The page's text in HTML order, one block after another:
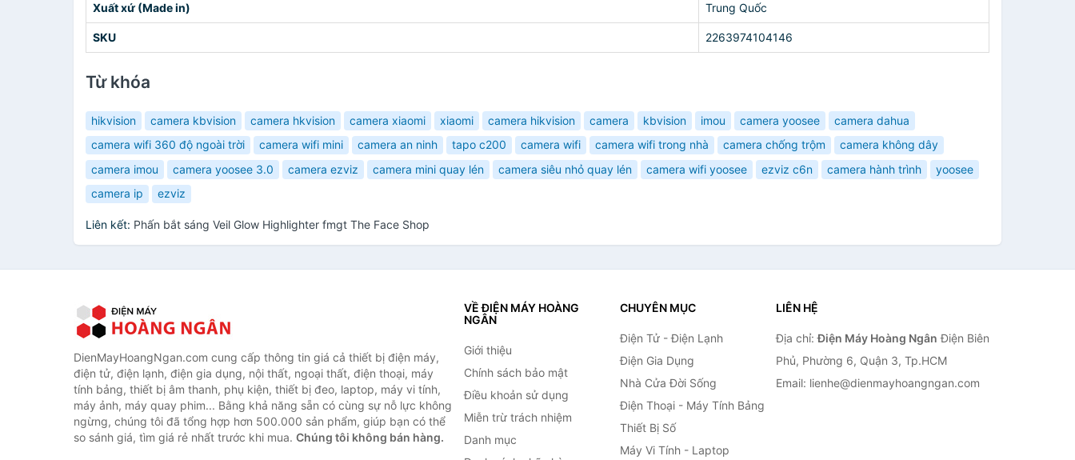
Xuất xứ (Made in) Trung Quốc
SKU 2263974104146
Từ khóa
hikvision camera kbvision camera hkvision camera xiaomi xiaomi camera hikvision camera kbvision imou camera yoosee
camera dahua
camera wifi 360 độ ngoài trời
camera wifi mini camera an ninh tapo c200 camera wifi camera wifi trong nhà camera chống trộm
camera không dây
camera imou
camera yoosee 3.0 camera ezviz camera mini quay lén camera siêu nhỏ quay lén camera wifi yoosee ezviz c6n camera hành trình
yoosee
camera ip
ezviz
Liên kết: Phấn bắt sáng Veil Glow Highlighter fmgt The Face Shop
DienMayHoangNgan.com cung cấp thông tin giá cả thiết bị điện máy,
điện tử, điện lạnh, điện gia dụng, nội thất, ngoại thất, điện thoại, máy
tính bảng, thiết bị âm thanh, phụ kiện, thiết bị đeo, laptop, máy vi tính,
máy ảnh, máy quay phim... Bằng khả năng sẵn có cùng sự nỗ lực không
ngừng, chúng tôi đã tổng hợp hơn 500.000 sản phẩm, giúp bạn có thể
so sánh giá, tìm giá rẻ nhất trước khi mua. Chúng tôi không bán hàng.
VỀ ĐIỆN MÁY HOÀNG
NGÂN
Giới thiệu
Chính sách bảo mật
Điều khoản sử dụng
Miễn trừ trách nhiệm
Danh mục
CHUYÊN MỤC
Điện Tử - Điện Lạnh
Điện Gia Dụng
Nhà Cửa Đời Sống
Điện Thoại - Máy Tính Bảng
Thiết Bị Số
Máy Vi Tính - Laptop
LIÊN HỆ
Địa chỉ:Điện Máy Hoàng Ngân Điện Biên
Phủ, Phường 6, Quận 3, Tp.HCM
Email: lienhe@dienmayhoangngan.com